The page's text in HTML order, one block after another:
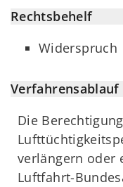
Rechtsbehelf
Widerspruch
Verfahrensablauf
Die
verlängern oder
Luftfahrt-